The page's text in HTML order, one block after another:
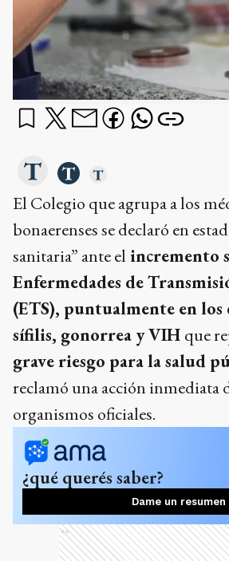
El Colegio que agrupa a los
bonaerenses se declaró en
sanitaria” ante el incremento
Enfermedades de
(ETS), puntualmente en los
sífilis, gonorrea y VIH que
grave riesgo para la salud
reclamó una acción inmediata
organismos oficiales.
¿qué querés saber?
Dame un resumen
Ads